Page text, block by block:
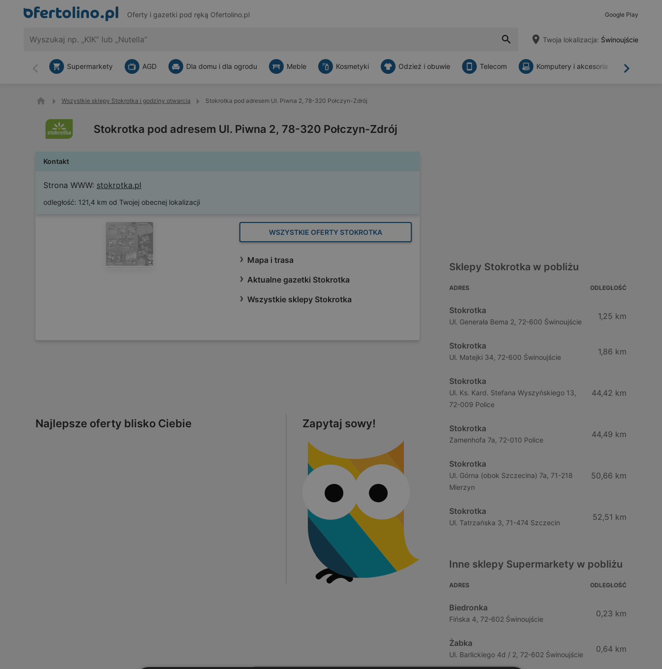
Oferty i gazetki pod ręką Ofertolino.pl Google Play
Twoja lokalizacja: Świnoujście
Wstecz Dalej
Supermarkety AGD Dla domu i dla ogrodu Meble Kosmetyki Odzież i obuwie Telecom Komputery i akcesoria
Wszystkie sklepy Stokrotka i godziny otwarcia Stokrotka pod adresem Ul. Piwna 2, 78-320 Połczyn-Zdrój
Stokrotka pod adresem Ul. Piwna 2, 78-320 Połczyn-Zdrój
Kontakt
Strona WWW: stokrotka.pl
odległość: 121,4 km od Twojej obecnej lokalizacji
WSZYSTKIE OFERTY STOKROTKA
Mapa i trasa
Aktualne gazetki Stokrotka
Wszystkie sklepy Stokrotka
Najlepsze oferty blisko Ciebie Zapytaj sowy!
Sklepy Stokrotka w pobliżu
ADRES ODLEGŁOŚĆ
Stokrotka
Ul. Generała Bema 2, 72-600 Świnoujście
1,25 km
Stokrotka
Ul. Matejki 34, 72-600 Świnoujście
1,86 km
Stokrotka
Ul. Ks. Kard. Stefana Wyszyńskiego 13,
72-009 Police
44,42 km
Stokrotka
Zamenhofa 7a, 72-010 Police
44,49 km
Stokrotka
Ul. Górna (obok Szczecina) 7a, 71-218
Mierzyn
50,66 km
Stokrotka
Ul. Tatrzańska 3, 71-474 Szczecin
52,51 km
Inne sklepy Supermarkety w pobliżu
ADRES ODLEGŁOŚĆ
Biedronka
Fińska 4, 72-602 Świnoujście
0,23 km
Żabka
Ul. Barlickiego 4d / 2, 72-602 Świnoujście
0,64 km